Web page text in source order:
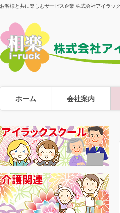
お客様と共に楽しむサービス企業 株式会社アイラック
ホーム 会社案内